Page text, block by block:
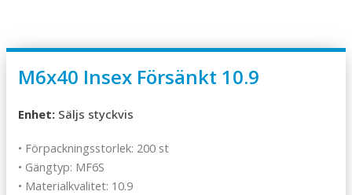
M6x40 Insex Försänkt 10.9
Enhet: Säljs styckvis
• Förpackningsstorlek: 200 st
• Gängtyp: MF6S
• Materialkvalitet: 10.9